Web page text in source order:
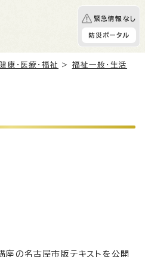
緊急情報なし
防災ポータル
康・医療・福祉 > 福祉一般・生活
座の名古屋市版テキストを公開